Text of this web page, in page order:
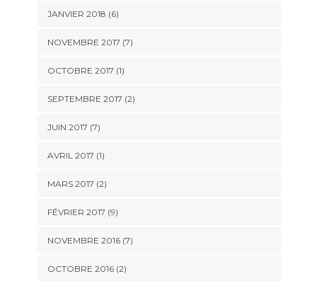
JANVIER 2018 (6)
NOVEMBRE 2017 (7)
OCTOBRE 2017 (1)
SEPTEMBRE 2017 (2)
JUIN 2017 (7)
AVRIL 2017 (1)
MARS 2017 (2)
FÉVRIER 2017 (9)
NOVEMBRE 2016 (7)
OCTOBRE 2016 (2)